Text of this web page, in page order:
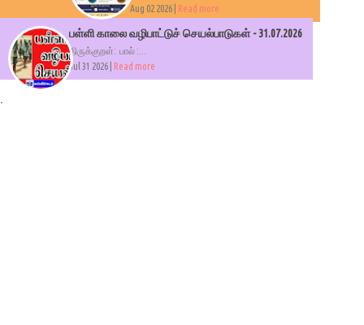
Aug 02 2026 |
Read more
பள்ளி காலை வழிபாட்டுச் செயல்பாடுகள் - 31.07.2026
திருக்குறள்: பால் :...
Jul 31 2026 |
Read more